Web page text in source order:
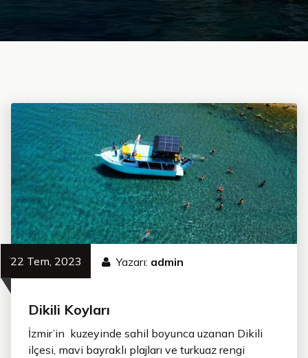
22 Tem, 2023 Yazarı: admin
Dikili Koyları
İzmir’in kuzeyinde sahil boyunca uzanan Dikili
ilçesi, mavi bayraklı plajları ve turkuaz rengi